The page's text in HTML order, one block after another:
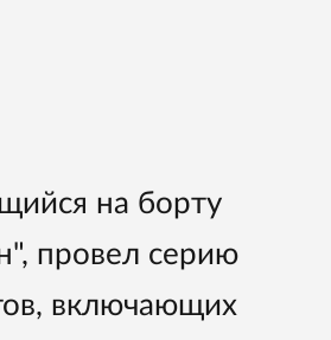
на борту
провел серию
включающих